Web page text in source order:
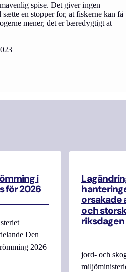
spise. Det giver ingen
sætte en stopper for, at fiskerne kan få
mener, det er bæredygtigt at
i
för 2026
Den
2026
orsakade
och
riksdagen
jord- och